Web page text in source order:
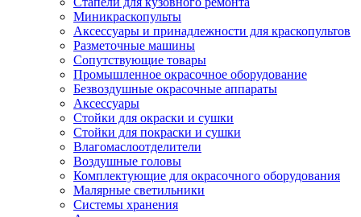
Миникраскопульты
Аксессуары и принадлежности для краскопультов
Разметочные машины
Сопутствующие товары
Промышленное окрасочное оборудование
Безвоздушные окрасочные аппараты
Аксессуары
Стойки для окраски и сушки
Стойки для покраски и сушки
Влагомаслоотделители
Воздушные головы
Комплектующие для окрасочного оборудования
Малярные светильники
Системы хранения